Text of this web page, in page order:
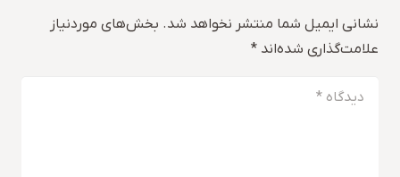
نشانی ایمیل شما منتشر نخواهد شد. بخش‌های موردنیاز
علامت‌گذاری شده‌اند *